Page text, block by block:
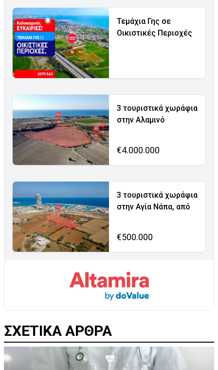
Τεμάχια Γης σε
Οικιστικές Περιοχές
3 τουριστικά χωράφια
στην Αλαμινό
€4.000.000
3 τουριστικά χωράφια
στην Αγία Νάπα, από
€500.000
ΣΧΕΤΙΚΑ ΑΡΘΡΑ